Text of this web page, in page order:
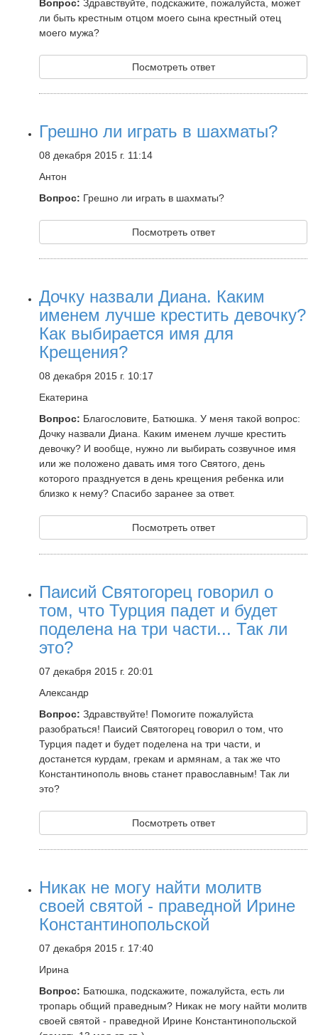
Вопрос: Здравствуйте, подскажите, пожалуйста, может
ли быть крестным отцом моего сына крестный отец
моего мужа?
Посмотреть ответ
Грешно ли играть в шахматы?
08 декабря 2015 г. 11:14
Антон
Вопрос: Грешно ли играть в шахматы?
Посмотреть ответ
Дочку назвали Диана. Каким
именем лучше крестить девочку?
Как выбирается имя для
Крещения?
08 декабря 2015 г. 10:17
Екатерина
Вопрос: Благословите, Батюшка. У меня такой вопрос:
Дочку назвали Диана. Каким именем лучше крестить
девочку? И вообще, нужно ли выбирать созвучное имя
или же положено давать имя того Святого, день
которого празднуется в день крещения ребенка или
близко к нему? Спасибо заранее за ответ.
Посмотреть ответ
Паисий Святогорец говорил о
том, что Турция падет и будет
поделена на три части... Так ли
это?
07 декабря 2015 г. 20:01
Александр
Вопрос: Здравствуйте! Помогите пожалуйста
разобраться! Паисий Святогорец говорил о том, что
Турция падет и будет поделена на три части, и
достанется курдам, грекам и армянам, а так же что
Константинополь вновь станет православным! Так ли
это?
Посмотреть ответ
Никак не могу найти молитв
своей святой - праведной Ирине
Константинопольской
07 декабря 2015 г. 17:40
Ирина
Вопрос: Батюшка, подскажите, пожалуйста, есть ли
тропарь общий праведным? Никак не могу найти молитв
своей святой - праведной Ирине Константинопольской